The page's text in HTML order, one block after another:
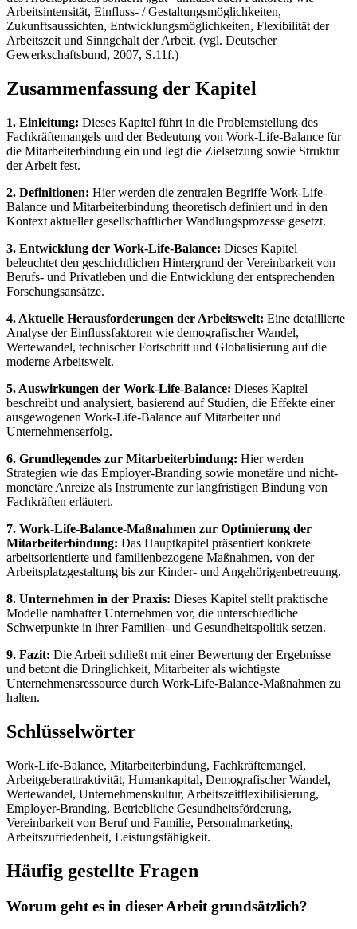
Arbeitsintensität, Einfluss- / Gestaltungsmöglichkeiten,
Zukunftsaussichten, Entwicklungsmöglichkeiten, Flexibilität der
Arbeitszeit und Sinngehalt der Arbeit. (vgl. Deutscher
Gewerkschaftsbund, 2007, S.11f.)
Zusammenfassung der Kapitel
1. Einleitung: Dieses Kapitel führt in die Problemstellung des
Fachkräftemangels und der Bedeutung von Work-Life-Balance für
die Mitarbeiterbindung ein und legt die Zielsetzung sowie Struktur
der Arbeit fest.
2. Definitionen: Hier werden die zentralen Begriffe Work-Life-
Balance und Mitarbeiterbindung theoretisch definiert und in den
Kontext aktueller gesellschaftlicher Wandlungsprozesse gesetzt.
3. Entwicklung der Work-Life-Balance: Dieses Kapitel
beleuchtet den geschichtlichen Hintergrund der Vereinbarkeit von
Berufs- und Privatleben und die Entwicklung der entsprechenden
Forschungsansätze.
4. Aktuelle Herausforderungen der Arbeitswelt: Eine detaillierte
Analyse der Einflussfaktoren wie demografischer Wandel,
Wertewandel, technischer Fortschritt und Globalisierung auf die
moderne Arbeitswelt.
5. Auswirkungen der Work-Life-Balance: Dieses Kapitel
beschreibt und analysiert, basierend auf Studien, die Effekte einer
ausgewogenen Work-Life-Balance auf Mitarbeiter und
Unternehmenserfolg.
6. Grundlegendes zur Mitarbeiterbindung: Hier werden
Strategien wie das Employer-Branding sowie monetäre und nicht-
monetäre Anreize als Instrumente zur langfristigen Bindung von
Fachkräften erläutert.
7. Work-Life-Balance-Maßnahmen zur Optimierung der
Mitarbeiterbindung: Das Hauptkapitel präsentiert konkrete
arbeitsorientierte und familienbezogene Maßnahmen, von der
Arbeitsplatzgestaltung bis zur Kinder- und Angehörigenbetreuung.
8. Unternehmen in der Praxis: Dieses Kapitel stellt praktische
Modelle namhafter Unternehmen vor, die unterschiedliche
Schwerpunkte in ihrer Familien- und Gesundheitspolitik setzen.
9. Fazit: Die Arbeit schließt mit einer Bewertung der Ergebnisse
und betont die Dringlichkeit, Mitarbeiter als wichtigste
Unternehmensressource durch Work-Life-Balance-Maßnahmen zu
halten.
Schlüsselwörter
Work-Life-Balance, Mitarbeiterbindung, Fachkräftemangel,
Arbeitgeberattraktivität, Humankapital, Demografischer Wandel,
Wertewandel, Unternehmenskultur, Arbeitszeitflexibilisierung,
Employer-Branding, Betriebliche Gesundheitsförderung,
Vereinbarkeit von Beruf und Familie, Personalmarketing,
Arbeitszufriedenheit, Leistungsfähigkeit.
Häufig gestellte Fragen
Worum geht es in dieser Arbeit grundsätzlich?